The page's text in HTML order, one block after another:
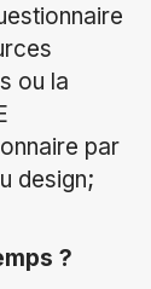
ou la
par
design;
?